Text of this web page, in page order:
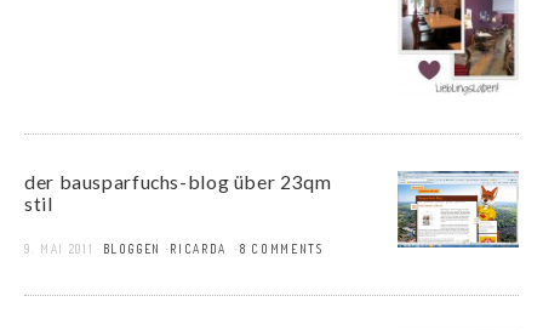
der bausparfuchs-blog über 23qm
stil
9. MAI 2011 BLOGGEN RICARDA 8 COMMENTS